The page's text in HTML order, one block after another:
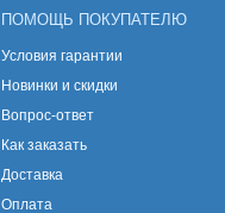
ПОМОЩЬ ПОКУПАТЕЛЮ
Условия гарантии
Новинки и скидки
Вопрос-ответ
Как заказать
Доставка
Оплата